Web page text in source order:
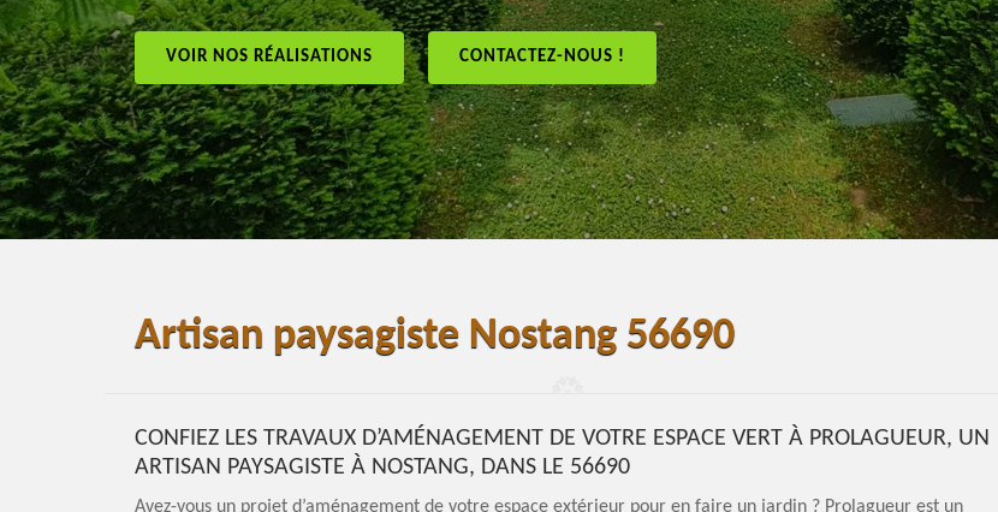
VOIR NOS RÉALISATIONS CONTACTEZ-NOUS !
Artisan paysagiste Nostang 56690
CONFIEZ LES TRAVAUX D’AMÉNAGEMENT DE VOTRE ESPACE VERT À PROLAGUEUR, UN
ARTISAN PAYSAGISTE À NOSTANG, DANS LE 56690
Avez-vous un projet d’aménagement de votre espace extérieur pour en faire un jardin ? Prolagueur est un